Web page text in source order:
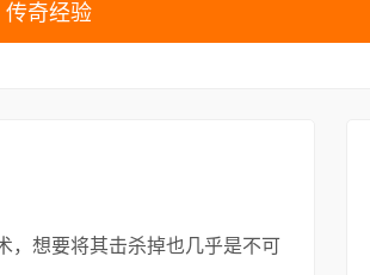
传奇经验
想要将其击杀掉也几乎是不可